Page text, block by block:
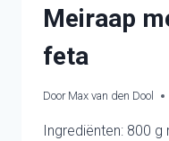
Meiraap
feta
Door Max van den Dool
Ingrediënten: 800